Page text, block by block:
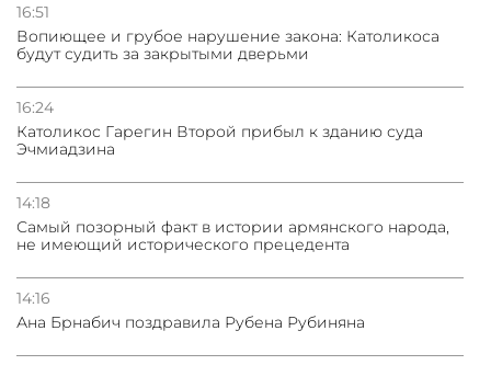
16:51
Вопиющее и грубое нарушение закона: Католикоса
будут судить за закрытыми дверьми
16:24
Католикос Гарегин Второй прибыл к зданию суда
Эчмиадзина
14:18
Самый позорный факт в истории армянского народа,
не имеющий исторического прецедента
14:16
Ана Брнабич поздравила Рубена Рубиняна